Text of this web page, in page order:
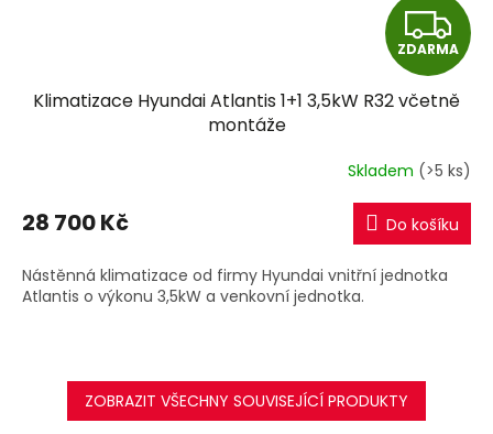
Z
D
A
R
M
A
ZDARMA
Klimatizace Hyundai Atlantis 1+1 3,5kW R32 včetně
montáže
Skladem (>5 ks)
28 700 Kč Do košíku
Nástěnná klimatizace od firmy Hyundai vnitřní jednotka
Atlantis o výkonu 3,5kW a venkovní jednotka.
ZOBRAZIT VŠECHNY SOUVISEJÍCÍ PRODUKTY